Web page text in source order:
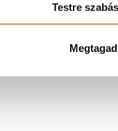
Testre szabás
Megtagad